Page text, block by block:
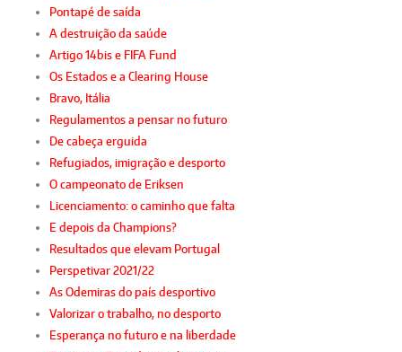
Pontapé de saída
A destruição da saúde
Artigo 14bis e FIFA Fund
Os Estados e a Clearing House
Bravo, Itália
Regulamentos a pensar no futuro
De cabeça erguida
Refugiados, imigração e desporto
O campeonato de Eriksen
Licenciamento: o caminho que falta
E depois da Champions?
Resultados que elevam Portugal
Perspetivar 2021/22
As Odemiras do país desportivo
Valorizar o trabalho, no desporto
Esperança no futuro e na liberdade